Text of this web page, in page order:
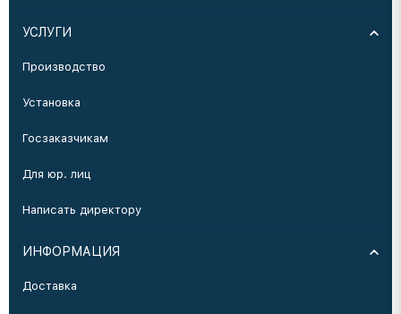
УСЛУГИ
Производство
Установка
Госзаказчикам
Для юр. лиц
Написать директору
ИНФОРМАЦИЯ
Доставка